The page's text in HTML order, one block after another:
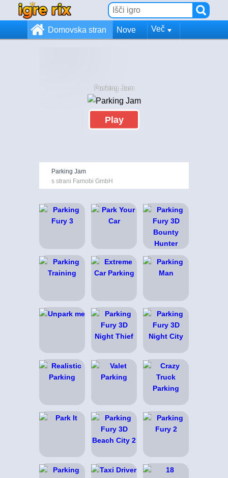
Domovska stran Nove Več
Parking Jam
Play
Parking Jam
s strani Famobi GmbH